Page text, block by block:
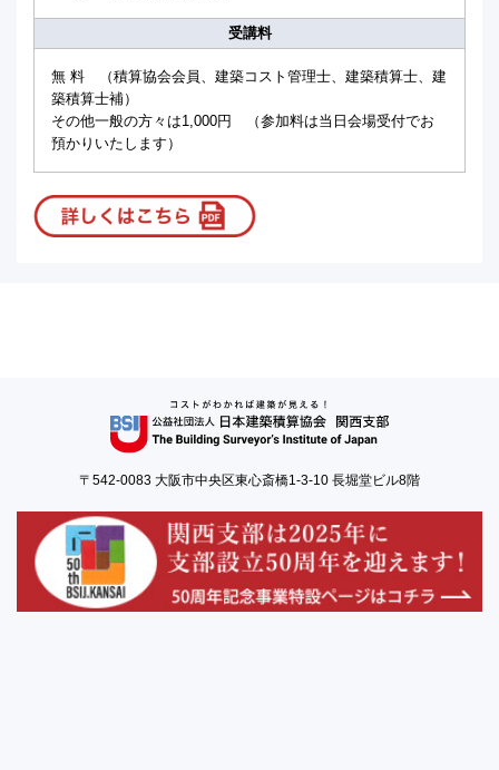
受講料
無 料 （積算協会会員、建築コスト管理士、建築積算士、建
築積算士補）
その他一般の方々は1,000円 （参加料は当日会場受付でお
預かりいたします）
〒542-0083 大阪市中央区東心斎橋1-3-10 長堀堂ビル8階